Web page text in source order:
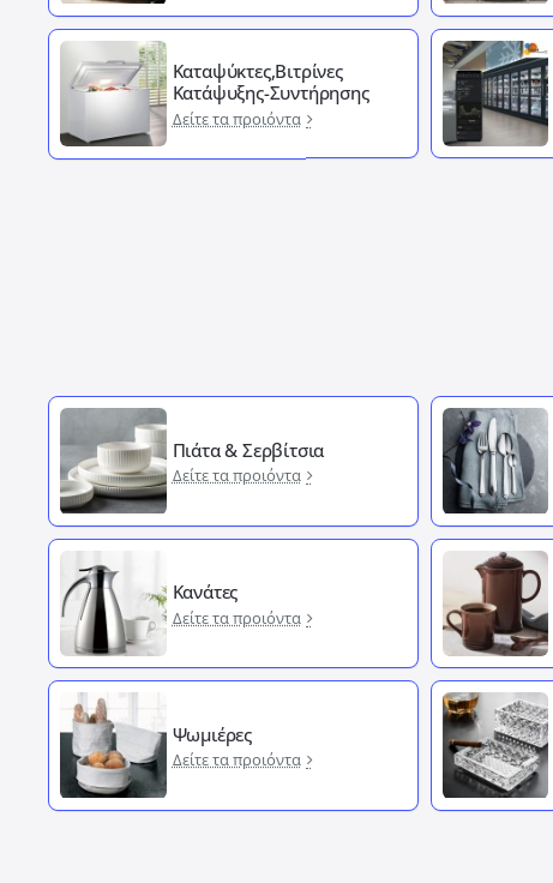
Καταψύκτες,Βιτρίνες
Κατάψυξης-Συντήρησης
Δείτε τα προιόντα
Πιάτα & Σερβίτσια
Δείτε τα προιόντα
Κανάτες
Δείτε τα προιόντα
Ψωμιέρες
Δείτε τα προιόντα